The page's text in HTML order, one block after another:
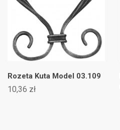
Rozeta Kuta Model 03.109
10,36 zł